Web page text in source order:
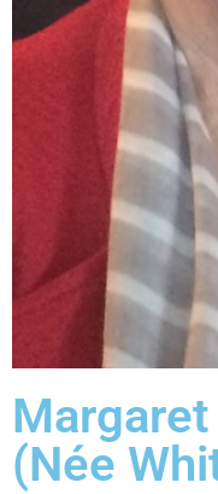
Margaret
(Née